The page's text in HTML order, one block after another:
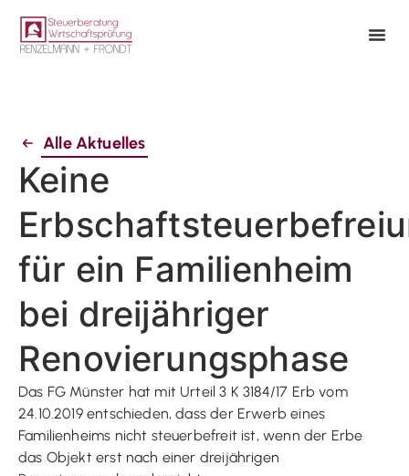
Alle Aktuelles
Keine
für ein Familienheim
bei dreijähriger
Renovierungsphase
Das FG Münster hat mit Urteil 3 K 3184/17 Erb vom
24.10.2019 entschieden, dass der Erwerb eines
Familienheims nicht steuerbefreit ist, wenn der Erbe
das Objekt erst nach einer dreijährigen